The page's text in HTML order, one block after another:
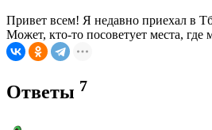
Привет всем! Я недавно приехал в
Может, кто-то посоветует места,
Ответы 7